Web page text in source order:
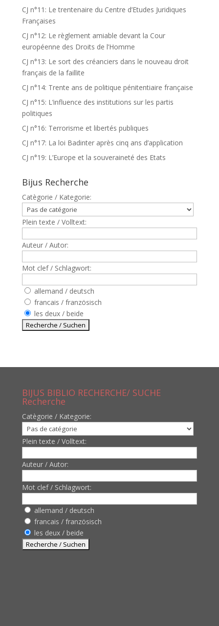
CJ n°11: Le trentenaire du Centre d’Etudes Juridiques
Françaises
CJ n°12: Le règlement amiable devant la Cour
européenne des Droits de l’Homme
CJ n°13: Le sort des créanciers dans le nouveau droit
français de la faillite
CJ n°14: Trente ans de politique pénitentiaire française
CJ n°15: L’influence des institutions sur les partis
politiques
CJ n°16: Terrorisme et libertés publiques
CJ n°17: La loi Badinter après cinq ans d’application
CJ n°19: L’Europe et la souveraineté des Etats
Bijus Recherche
Catègorie / Kategorie:
Plein texte / Volltext:
Auteur / Autor:
Mot clef / Schlagwort:
allemand / deutsch
francais / französisch
les deux / beide
BIJUS BIBLIO RECHERCHE/ SUCHE
Recherche
Catègorie / Kategorie:
Plein texte / Volltext:
Auteur / Autor:
Mot clef / Schlagwort:
allemand / deutsch
francais / französisch
les deux / beide